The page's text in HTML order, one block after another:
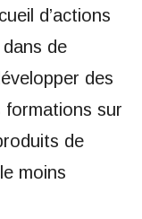
d’actions
de
des
formations sur
de
moins